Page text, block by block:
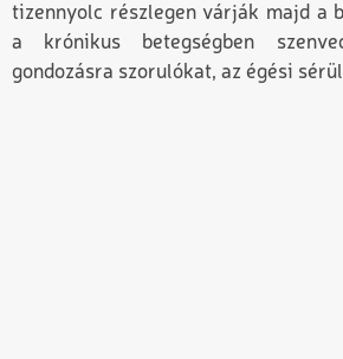
tizennyolc részlegen várják majd a
a krónikus betegségben
gondozásra szorulókat, az égési